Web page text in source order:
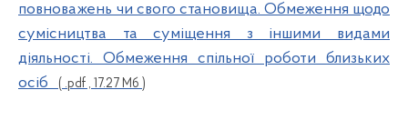
повноважень чи свого становища. Обмеження щодо
сумісництва та суміщення з іншими видами
діяльності. Обмеження спільної роботи близьких
осіб
( .pdf , 17.27 Мб )